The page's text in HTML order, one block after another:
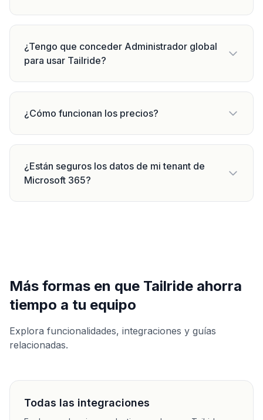
¿Tengo que conceder Administrador global
para usar Tailride?
¿Cómo funcionan los precios?
¿Están seguros los datos de mi tenant de
Microsoft 365?
Más formas en que Tailride ahorra
tiempo a tu equipo
Explora funcionalidades, integraciones y guías
relacionadas.
Todas las integraciones